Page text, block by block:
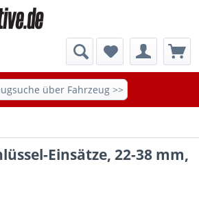
über Fahrzeug >>
Einsätze, 22-38 mm,